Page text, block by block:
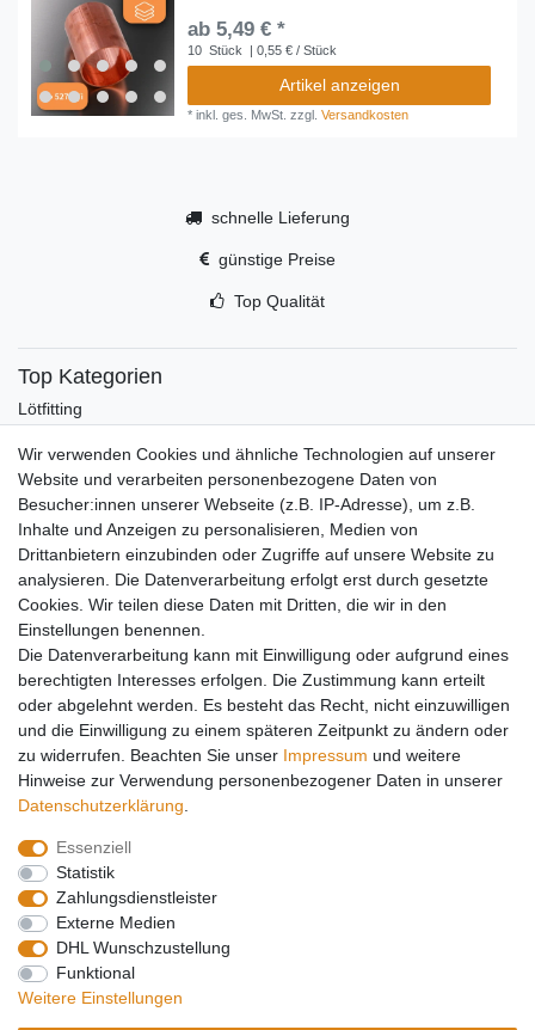
ab 5,49 € *
10 Stück | 0,55 € / Stück
Artikel anzeigen
*inkl. ges. MwSt. zzgl.Versandkosten
schnelle Lieferung
günstige Preise
Top Qualität
Top Kategorien
Lötfitting
Werkzeug
Kältetechnikzubehör
Kältefitting
Y-Verteiler
Mein Konto
Kontakt
Versandkosten
Zahlungsarten
Service
Registrierung
Login
Mein Konto
Impressum
Widerrufs­recht
Barrierefreiheitserklärung
Wir verwenden Cookies und ähnliche Technologien auf unserer
Website und verarbeiten personenbezogene Daten von
Besucher:innen unserer Webseite (z.B. IP-Adresse), um z.B.
Inhalte und Anzeigen zu personalisieren, Medien von
Drittanbietern einzubinden oder Zugriffe auf unsere Website zu
analysieren. Die Datenverarbeitung erfolgt erst durch gesetzte
Cookies. Wir teilen diese Daten mit Dritten, die wir in den
Einstellungen benennen.
Die Datenverarbeitung kann mit Einwilligung oder aufgrund eines
berechtigten Interesses erfolgen. Die Zustimmung kann erteilt
oder abgelehnt werden. Es besteht das Recht, nicht einzuwilligen
und die Einwilligung zu einem späteren Zeitpunkt zu ändern oder
zu widerrufen. Beachten Sie unser Impressum und weitere
Hinweise zur Verwendung personenbezogener Daten in unserer
Daten­schutz­erklärung
Essenziell
Statistik
Zahlungsdienstleister
Externe Medien
DHL Wunschzustellung
Funktional
Weitere Einstellungen